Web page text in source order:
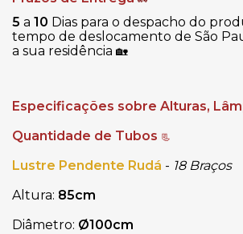
5 a 10 Dias para o despacho do
tempo de deslocamento de São
a sua residência 🏡
Especificações sobre Alturas,
Quantidade de Tubos 📃
Lustre Pendente Rudá - 18 Braços
Altura: 85cm
Diâmetro: Ø100cm